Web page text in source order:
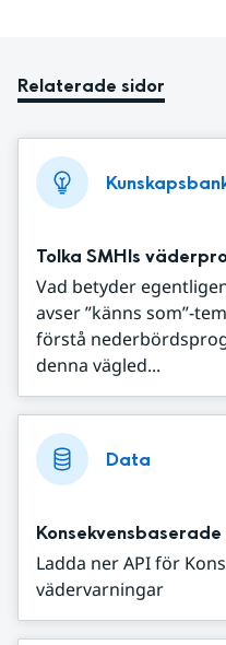
Relaterade sidor
Tolka SMHIs
Vad betyder
avser ”känns som”-
förstå
denna vägled...
Data
Ladda ner API för
vädervarningar